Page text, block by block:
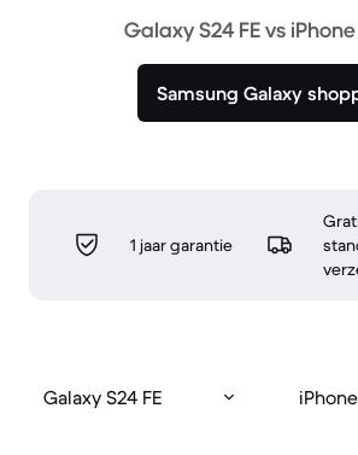
Galaxy S24 FE vs iPhone
Samsung Galaxy
1 jaar garantie
Galaxy S24 FE